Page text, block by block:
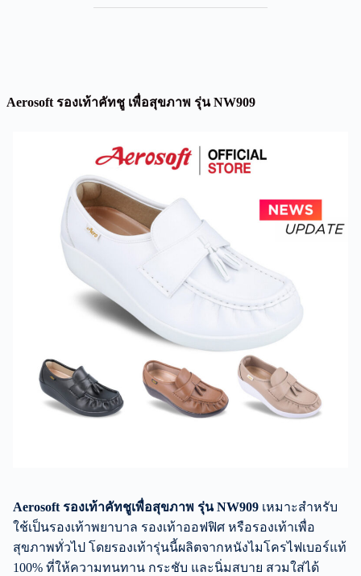
Aerosoft รองเท้าคัทชู เพื่อสุขภาพ รุ่น NW909
Aerosoft รองเท้าคัทชูเพื่อสุขภาพ รุ่น NW909 เหมาะสำหรับ
ใช้เป็นรองเท้าพยาบาล รองเท้าออฟฟิศ หรือรองเท้าเพื่อ
สุขภาพทั่วไป โดยรองเท้ารุ่นนี้ผลิตจากหนังไมโครไฟเบอร์แท้
100% ที่ให้ความทนทาน กระชับ และนิ่มสบาย สวมใส่ได้